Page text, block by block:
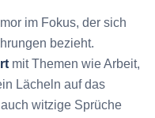
im Fokus, der sich
bezieht.
mit Themen wie Arbeit,
Lächeln auf das
witzige Sprüche